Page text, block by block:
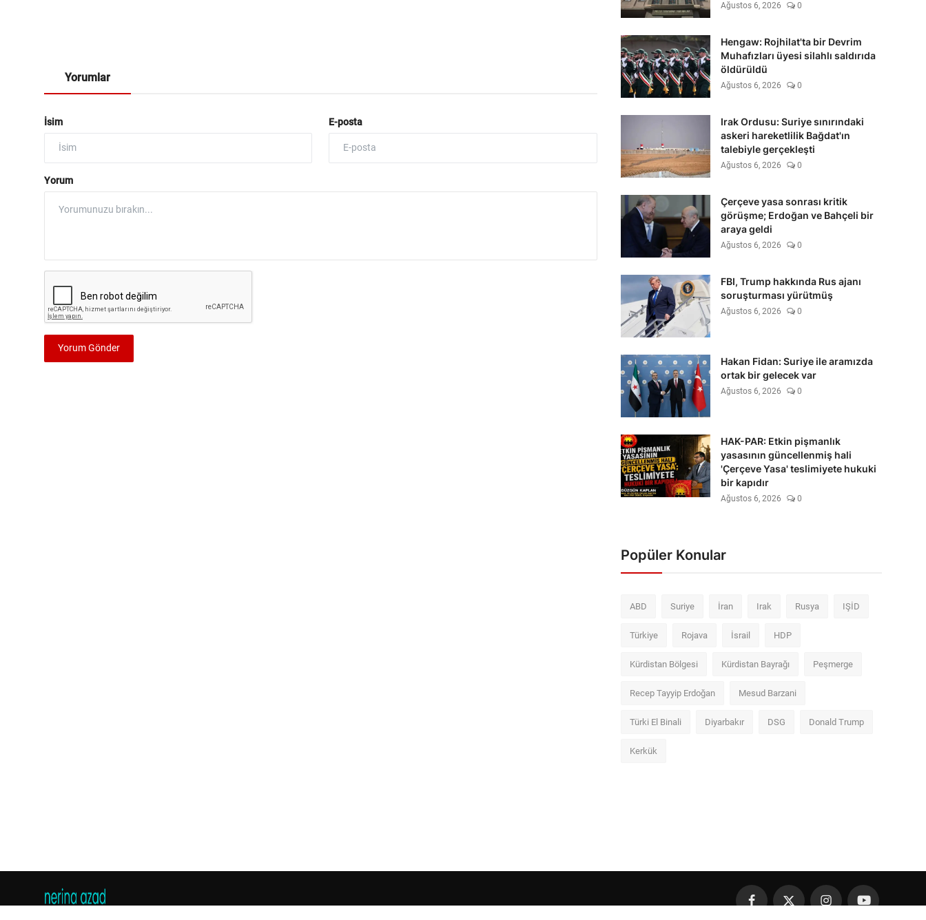
Yorumlar
İsim E-posta
Yorum
Yorum Gönder
Ağustos 6, 2026 0
Hengaw: Rojhilat'ta bir Devrim
Muhafızları üyesi silahlı saldırıda
öldürüldü
Ağustos 6, 2026 0
Irak Ordusu: Suriye sınırındaki
askeri hareketlilik Bağdat'ın
talebiyle gerçekleşti
Ağustos 6, 2026 0
Çerçeve yasa sonrası kritik
görüşme; Erdoğan ve Bahçeli bir
araya geldi
Ağustos 6, 2026 0
FBI, Trump hakkında Rus ajanı
soruşturması yürütmüş
Ağustos 6, 2026 0
Hakan Fidan: Suriye ile aramızda
ortak bir gelecek var
Ağustos 6, 2026 0
HAK-PAR: Etkin pişmanlık
yasasının güncellenmiş hali
'Çerçeve Yasa' teslimiyete hukuki
bir kapıdır
Ağustos 6, 2026 0
Popüler Konular
ABD Suriye İran Irak Rusya IŞİD
Türkiye Rojava İsrail HDP
Kürdistan Bölgesi Kürdistan Bayrağı Peşmerge
Recep Tayyip Erdoğan Mesud Barzani
Türki El Binali Diyarbakır DSG Donald Trump
Kerkük